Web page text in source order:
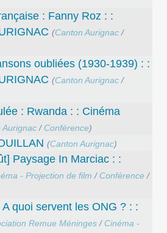
: Fanny Roz : :
(Canton Aurignac /
oubliées (1930-1939) : :
(Canton Aurignac /
: Rwanda : : Cinéma
Aurignac / Conférence)
(Canton Aurignac)
Paysage In Marciac : :
- Projection de film / Conférence /
quoi servent les ONG ? : :
Remue Méninges / Cinéma -